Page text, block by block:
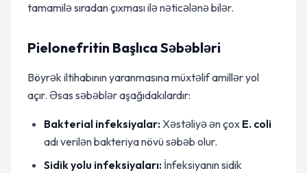
tamamilə sıradan çıxması ilə nəticələnə bilər.
Pielonefritin Başlıca Səbəbləri
Böyrək iltihabının yaranmasına müxtəlif amillər yol
açır. Əsas səbəblər aşağıdakılardır:
Bakterial infeksiyalar:Xəstəliyə ən çox E. coli
adı verilən bakteriya növü səbəb olur.
Sidik yolu infeksiyaları: İnfeksiyanın sidik